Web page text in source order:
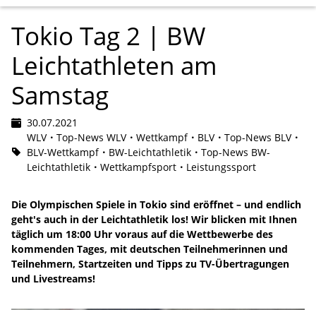
Tokio Tag 2 | BW
Leichtathleten am
Samstag
30.07.2021
WLV
Top-News WLV Wettkampf BLV
Top-News BLV
BLV-Wettkampf
BW-Leichtathletik
Top-News BW-
Leichtathletik
Wettkampfsport Leistungssport
Die Olympischen Spiele in Tokio sind eröffnet – und endlich
geht's auch in der Leichtathletik los! Wir blicken mit Ihnen
täglich um 18:00 Uhr voraus auf die Wettbewerbe des
kommenden Tages, mit deutschen Teilnehmerinnen und
Teilnehmern, Startzeiten und Tipps zu TV-Übertragungen
und Livestreams!